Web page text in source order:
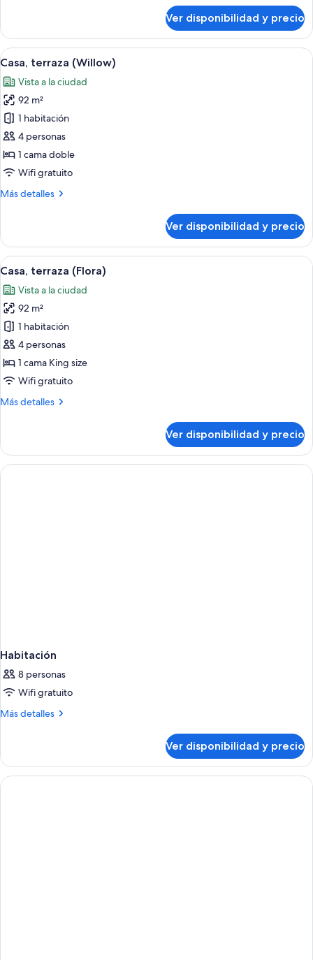
terraza
(Hazel)
Ver disponibilidad y precio
Ver
todas
las
fotos
de
Casa,
terraza
(Willow)
Una sala de estar acogedora con un
8
Casa, terraza (Willow)
Vista a la ciudad
92 m²
1 habitación
4 personas
1 cama doble
Wifi gratuito
Más detalles
Más
terraza
(Willow)
Ver disponibilidad y precio
Ver
todas
las
fotos
de
Casa,
terraza
(Flora)
Una sala de estar moderna con un
10
Casa, terraza (Flora)
Vista a la ciudad
92 m²
1 habitación
4 personas
1 cama King size
Wifi gratuito
Más detalles
Más
terraza
(Flora)
Ver disponibilidad y precio
Habitación
8 personas
Wifi gratuito
Más detalles
Más
Ver disponibilidad y precio